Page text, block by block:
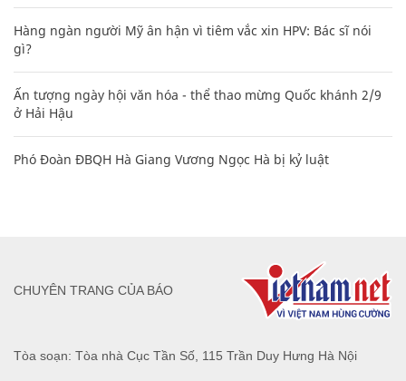
Hàng ngàn người Mỹ ân hận vì tiêm vắc xin HPV: Bác sĩ nói
gì?
Ấn tượng ngày hội văn hóa - thể thao mừng Quốc khánh 2/9
ở Hải Hậu
Phó Đoàn ĐBQH Hà Giang Vương Ngọc Hà bị kỷ luật
Tòa soạn: Tòa nhà Cục Tần Số, 115 Trần Duy Hưng Hà Nội
CHUYÊN TRANG CỦA BÁO